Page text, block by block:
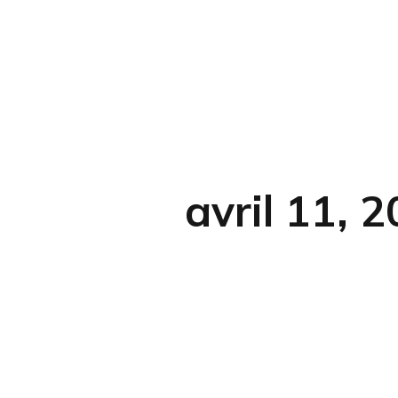
avril 11,